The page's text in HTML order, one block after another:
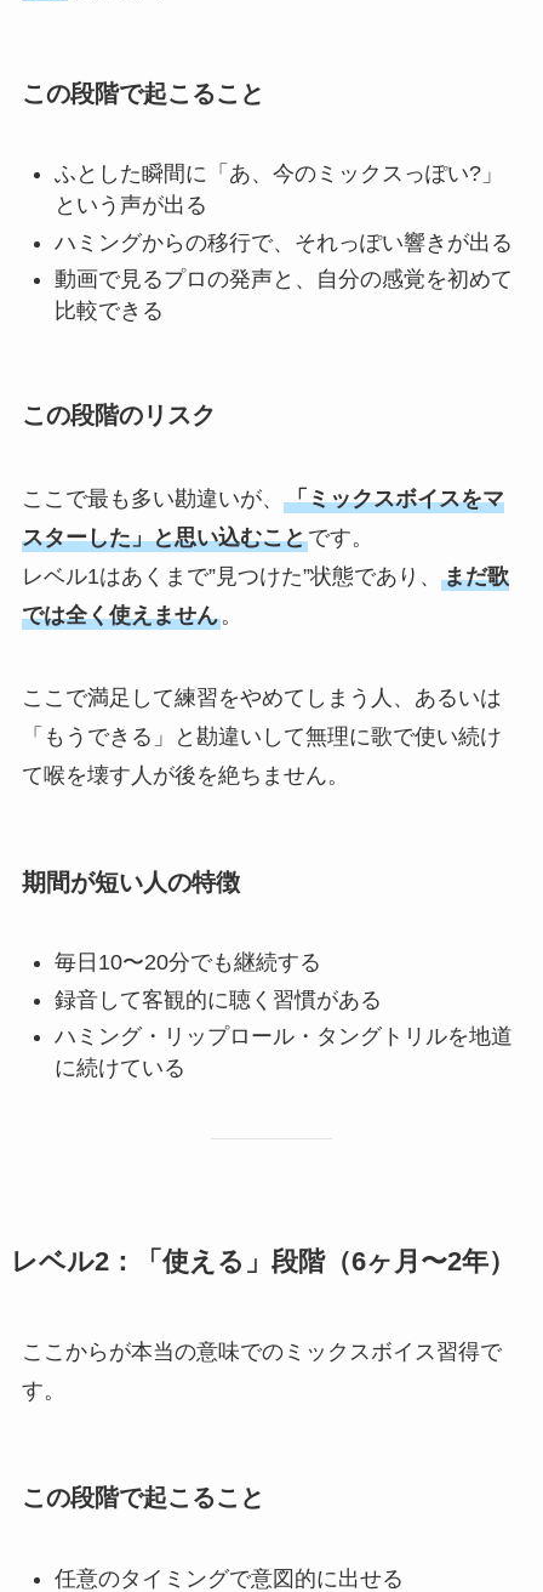
この段階で起こること
ふとした瞬間に「あ、今のミックスっぽい?」
という声が出る
ハミングからの移行で、それっぽい響きが出る
動画で見るプロの発声と、自分の感覚を初めて
比較できる
この段階のリスク
ここで最も多い勘違いが、 「ミックスボイスをマ
スターした」と思い込むことです。
レベル1はあくまで”見つけた”状態であり、 まだ歌
では全く使えません。
ここで満足して練習をやめてしまう人、あるいは
「もうできる」と勘違いして無理に歌で使い続け
て喉を壊す人が後を絶ちません。
期間が短い人の特徴
毎日10〜20分でも継続する
録音して客観的に聴く習慣がある
ハミング・リップロール・タングトリルを地道
に続けている
レベル2：「使える」段階（6ヶ月〜2年）
ここからが本当の意味でのミックスボイス習得で
す。
この段階で起こること
任意のタイミングで意図的に出せる